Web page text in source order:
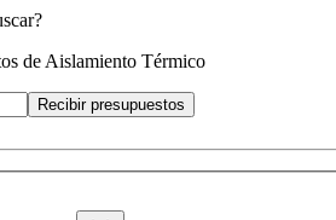
de Aislamiento Térmico
Recibir presupuestos